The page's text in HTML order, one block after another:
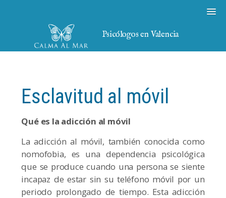
Psicólogos en Valencia
Esclavitud al móvil
Qué es la adicción al móvil
La adicción al móvil, también conocida como
nomofobia, es una dependencia psicológica
que se produce cuando una persona se siente
incapaz de estar sin su teléfono móvil por un
periodo prolongado de tiempo. Esta adicción